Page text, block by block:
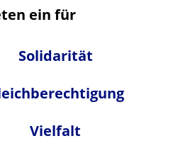
ein für
Solidarität
Vielfalt